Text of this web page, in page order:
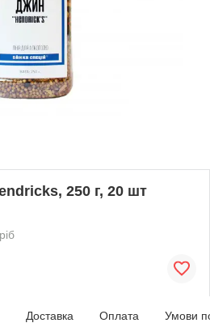
250 г, 20 шт
Доставка Оплата Умови